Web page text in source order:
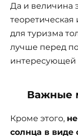
Да и величина
теоретическая
для туризма
лучше перед
интересующей
Важные
Кроме этого,
солнца в виде